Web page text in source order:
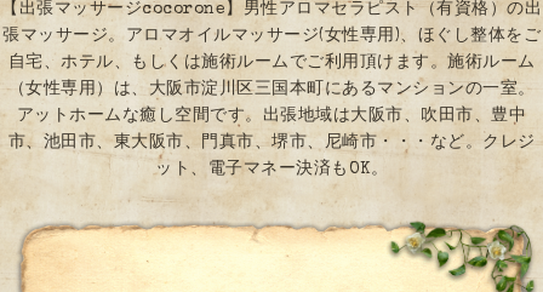
【出張マッサージcocorone】男性アロマセラピスト（有資格）の出
張マッサージ。アロマオイルマッサージ(女性専用)、ほぐし整体をご
自宅、ホテル、もしくは施術ルームでご利用頂けます。施術ルーム
（女性専用）は、大阪市淀川区三国本町にあるマンションの一室。
アットホームな癒し空間です。出張地域は大阪市、吹田市、豊中
市、池田市、東大阪市、門真市、堺市、尼崎市・・・など。クレジ
ット、電子マネー決済もOK。